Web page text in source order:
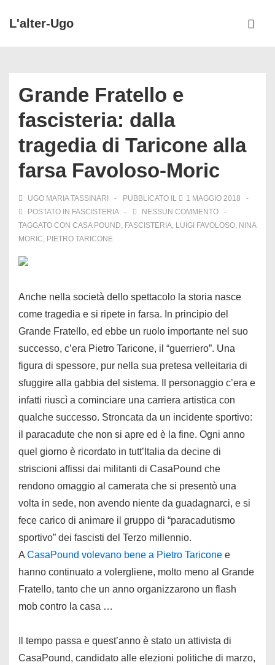
VaiL'alter-Ugo
Grande Fratello e
fascisteria: dalla
tragedia di Taricone alla
farsa Favoloso-Moric
UGO MARIA TASSINARI PUBBLICATO IL
1 MAGGIO 2018
POSTATO IN FASCISTERIA
NESSUN COMMENTO
TAGGATO CON CASA POUND, FASCISTERIA, LUIGI FAVOLOSO, NINA
MORIC, PIETRO TARICONE
Anche nella società dello spettacolo la storia nasce
come tragedia e si ripete in farsa. In principio del
Grande Fratello, ed ebbe un ruolo importante nel suo
successo, c’era Pietro Taricone, il “guerriero”. Una
figura di spessore, pur nella sua pretesa velleitaria di
sfuggire alla gabbia del sistema. Il personaggio c’era e
infatti riuscì a cominciare una carriera artistica con
qualche successo. Stroncata da un incidente sportivo:
il paracadute che non si apre ed è la fine. Ogni anno
quel giorno è ricordato in tutt’Italia da decine di
striscioni affissi dai militanti di CasaPound che
rendono omaggio al camerata che si presentò una
volta in sede, non avendo niente da guadagnarci, e si
fece carico di animare il gruppo di “paracadutismo
sportivo” dei fascisti del Terzo millennio.
A CasaPound volevano bene a Pietro Taricone e
hanno continuato a volergliene, molto meno al Grande
Fratello, tanto che un anno organizzarono un flash
mob contro la casa …
Il tempo passa e quest’anno è stato un attivista di
CasaPound, candidato alle elezioni politiche di marzo,